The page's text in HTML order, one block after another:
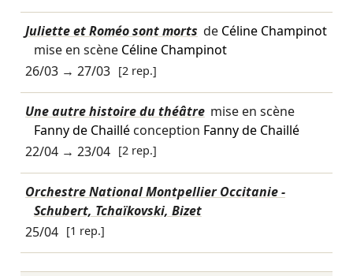
Juliette et Roméo sont morts de Céline Champinot
mise en scène Céline Champinot
26/03→ 27/03 [2 rep.]
Une autre histoire du théâtre mise en scène
Fanny de Chailléconception Fanny de Chaillé
22/04→ 23/04 [2 rep.]
Orchestre National Montpellier Occitanie -
Schubert, Tchaïkovski, Bizet
25/04 [1 rep.]